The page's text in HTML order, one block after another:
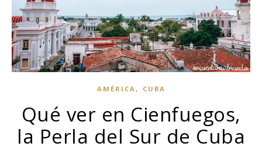
AMÉRICA , CUBA
Qué ver en Cienfuegos,
la Perla del Sur de Cuba